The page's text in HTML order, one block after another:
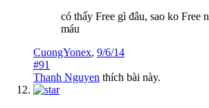
có thấy Free gì đâu, sao ko Free
máu
CuongYonex, 9/6/14
#91
Thanh Nguyen thích bài này.